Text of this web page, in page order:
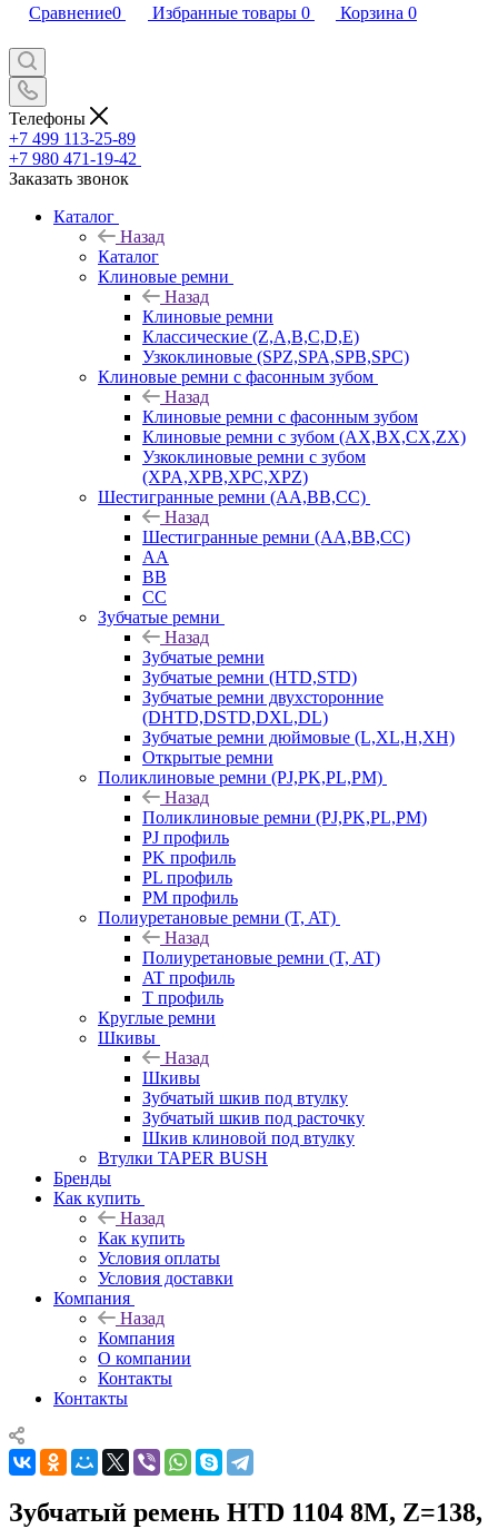
Сравнение0 Избранные товары 0 Корзина 0
Телефоны
+7 499 113-25-89
+7 980 471-19-42
Заказать звонок
Каталог
Назад
Каталог
Клиновые ремни
Назад
Клиновые ремни
Классические (Z,A,B,C,D,E)
Узкоклиновые (SPZ,SPA,SPB,SPC)
Клиновые ремни с фасонным зубом
Назад
Клиновые ремни с фасонным зубом
Клиновые ремни с зубом (AX,BX,CX,ZX)
Узкоклиновые ремни с зубом
(XPA,XPB,XPC,XPZ)
Шестигранные ремни (AA,BB,CC)
Назад
Шестигранные ремни (AA,BB,CC)
AA
BB
CC
Зубчатые ремни
Назад
Зубчатые ремни
Зубчатые ремни (HTD,STD)
Зубчатые ремни двухсторонние
(DHTD,DSTD,DXL,DL)
Зубчатые ремни дюймовые (L,XL,H,XH)
Открытые ремни
Поликлиновые ремни (PJ,PK,PL,PM)
Назад
Поликлиновые ремни (PJ,PK,PL,PM)
PJ профиль
PK профиль
PL профиль
PM профиль
Полиуретановые ремни (T, AT)
Назад
Полиуретановые ремни (T, AT)
AT профиль
T профиль
Круглые ремни
Шкивы
Назад
Шкивы
Зубчатый шкив под втулку
Зубчатый шкив под расточку
Шкив клиновой под втулку
Втулки TAPER BUSH
Бренды
Как купить
Назад
Как купить
Условия оплаты
Условия доставки
Компания
Назад
Компания
О компании
Контакты
Контакты
Зубчатый ремень HTD 1104 8M, Z=138,